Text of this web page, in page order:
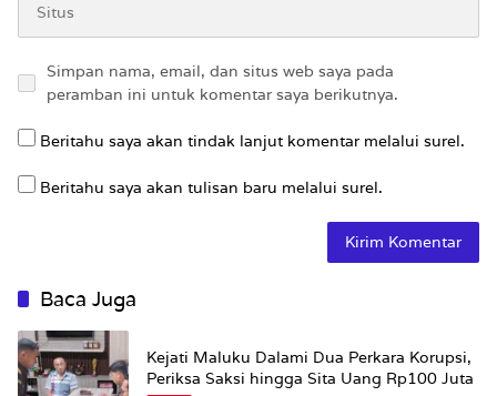
Simpan nama, email, dan situs web saya pada
peramban ini untuk komentar saya berikutnya.
Beritahu saya akan tindak lanjut komentar melalui surel.
Beritahu saya akan tulisan baru melalui surel.
Baca Juga
Kejati Maluku Dalami Dua Perkara Korupsi,
Periksa Saksi hingga Sita Uang Rp100 Juta